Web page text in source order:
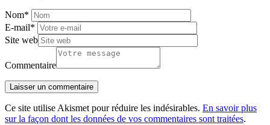
Nom*
E-mail*
Site web
Commentaire
Ce site utilise Akismet pour réduire les indésirables. En savoir plus
sur la façon dont les données de vos commentaires sont traitées.